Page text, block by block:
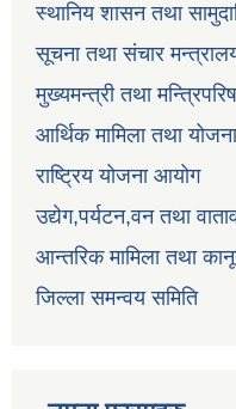
स्थानिय शासन तथा
सूचना तथा संचार
मुख्यमन्त्री तथा
आर्थिक मामिला तथा
राष्ट्रिय योजना आयोग
उद्येग,पर्यटन,वन तथा
आन्तरिक मामिला तथा
जिल्ला समन्वय समिति